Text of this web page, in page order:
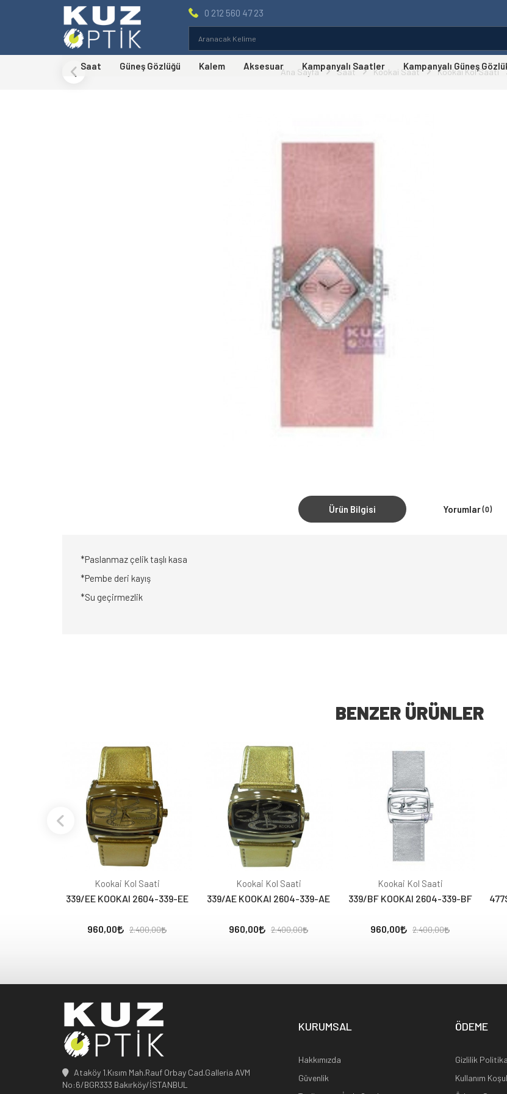
0 212 560 47 23
Saat Güneş Gözlüğü Kalem Aksesuar Kampanyalı Saatler Kampanyalı Güneş
Ana Sayfa Saat Kookai Saat Kookai Kol Saati
Ürün Bilgisi Yorumlar(0)
*Paslanmaz çelik taşlı kasa
*Pembe deri kayış
*Su geçirmezlik
BENZER ÜRÜNLER
Kookai Kol Saati
339/EE KOOKAI 2604-339-EE
960,00 2.400,00
Kookai Kol Saati
339/AE KOOKAI 2604-339-AE
960,00 2.400,00
Kookai Kol Saati
339/BF KOOKAI 2604-339-BF
960,00 2.400,00
Ataköy 1.Kısım Mah.Rauf Orbay Cad.Galleria AVM
No:6/BGR333 Bakırköy/İSTANBUL
KURUMSAL
Hakkımızda
Güvenlik
ÖDEME
Gizlilik
Kullanım